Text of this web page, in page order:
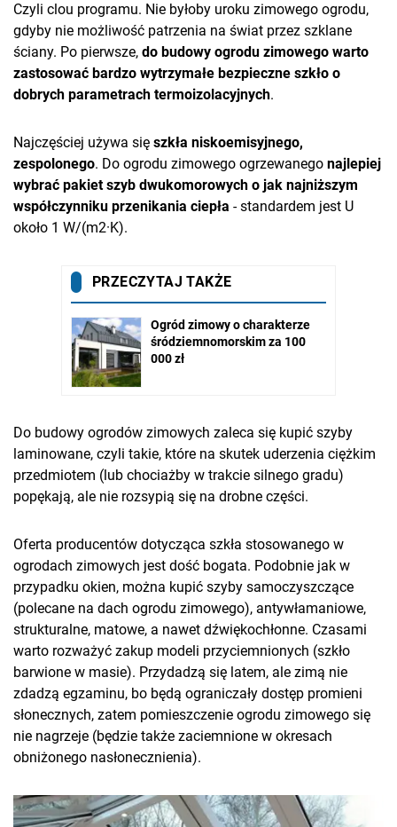
Czyli clou programu. Nie byłoby uroku zimowego ogrodu,
gdyby nie możliwość patrzenia na świat przez szklane
ściany. Po pierwsze, do budowy ogrodu zimowego warto
zastosować bardzo wytrzymałe bezpieczne szkło o
dobrych parametrach termoizolacyjnych.
Najczęściej używa się szkła niskoemisyjnego,
zespolonego. Do ogrodu zimowego ogrzewanego najlepiej
wybrać pakiet szyb dwukomorowych o jak najniższym
współczynniku przenikania ciepła - standardem jest U
około 1 W/(m2·K).
Do budowy ogrodów zimowych zaleca się kupić szyby
laminowane, czyli takie, które na skutek uderzenia ciężkim
przedmiotem (lub chociażby w trakcie silnego gradu)
popękają, ale nie rozsypią się na drobne części.
Oferta producentów dotycząca szkła stosowanego w
ogrodach zimowych jest dość bogata. Podobnie jak w
przypadku okien, można kupić szyby samoczyszczące
(polecane na dach ogrodu zimowego), antywłamaniowe,
strukturalne, matowe, a nawet dźwiękochłonne. Czasami
warto rozważyć zakup modeli przyciemnionych (szkło
barwione w masie). Przydadzą się latem, ale zimą nie
zdadzą egzaminu, bo będą ograniczały dostęp promieni
słonecznych, zatem pomieszczenie ogrodu zimowego się
nie nagrzeje (będzie także zaciemnione w okresach
obniżonego nasłonecznienia).